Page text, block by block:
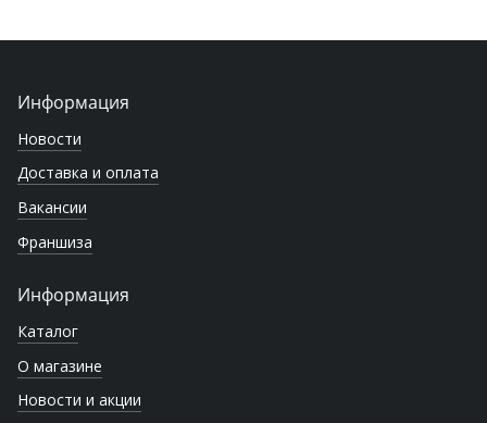
Информация
Новости
Доставка и оплата
Вакансии
Франшиза
Информация
Каталог
О магазине
Новости и акции